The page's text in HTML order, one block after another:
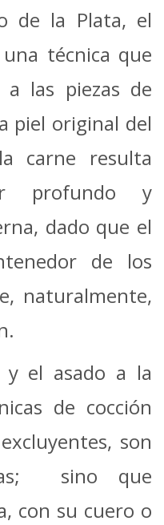
de la Plata, el
técnica que
las piezas de
piel original del
carne resulta
profundo y
dado que el
de los
naturalmente,
y el asado a la
de cocción
son
sino que
con su cuero o